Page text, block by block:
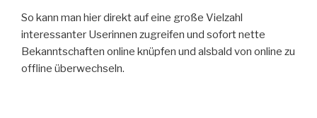
So kann man hier direkt auf eine große Vielzahl
interessanter Userinnen zugreifen und sofort nette
Bekanntschaften online knüpfen und alsbald von online zu
offline überwechseln.